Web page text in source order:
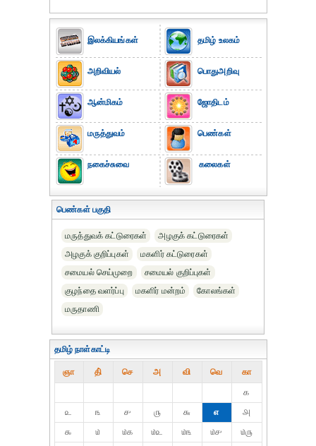
இலக்கியங்கள்
அறிவியல்
ஆன்மிகம்
மருத்துவம்
நகைச்சுவை
தமிழ் உலகம்
பொதுஅறிவு
ஜோதிடம்
பெண்கள்
கலைகள்
பெண்கள் பகுதி
மருத்துவக் கட்டுரைகள்
அழகுக் கட்டுரைகள்
அழகுக் குறிப்புகள்
மகளிர் கட்டுரைகள்
சமையல் செய்முறை
சமையல் குறிப்புகள்
குழந்தை வளர்ப்பு
மகளிர் மன்றம்
கோலங்கள்
மருதாணி
தமிழ் நாள்காட்டி
ஞா தி் செ அ வி வெ கா
௧
௨
௩ ௪ ௫ ௬ ௭
௮
௯
௰ ௰௧ ௰௨ ௰௩ ௰௪
௰௫